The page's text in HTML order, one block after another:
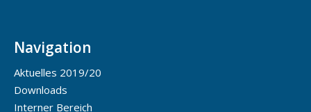
Navigation
Aktuelles 2019/20
Downloads
Interner Bereich